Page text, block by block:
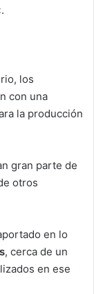
los
con una
la producción
gran parte de
otros
en lo
, cerca de un
en ese